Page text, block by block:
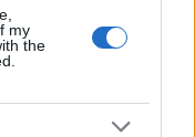
my
the
diseñadas para
estabilidad del
sólida sobre la